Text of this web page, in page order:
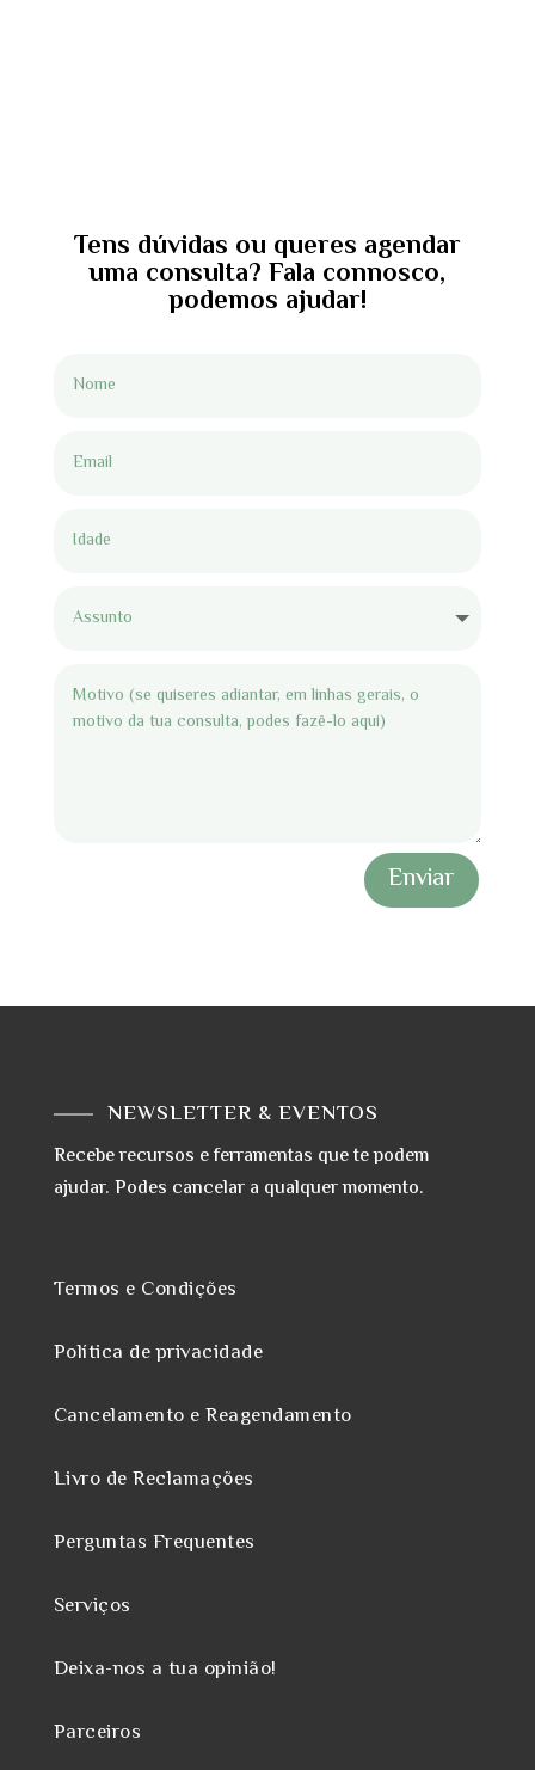
Tens dúvidas ou queres agendar
uma consulta? Fala connosco,
podemos ajudar!
Enviar
NEWSLETTER & EVENTOS
Recebe recursos e ferramentas que te podem
ajudar. Podes cancelar a qualquer momento.
Termos e Condições
Política de privacidade
Cancelamento e Reagendamento
Livro de Reclamações
Perguntas Frequentes
Serviços
Deixa-nos a tua opinião!
Parceiros